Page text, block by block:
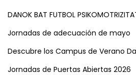
DANOK BAT FUTBOL
Jornadas de adecuación de mayo
Descubre los Campus de Verano
Jornadas de Puertas Abiertas 2026